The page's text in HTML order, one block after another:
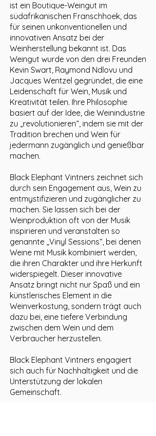
ist ein Boutique-Weingut im
südafrikanischen Franschhoek, das
für seinen unkonventionellen und
innovativen Ansatz bei der
Weinherstellung bekannt ist. Das
Weingut wurde von den drei Freunden
Kevin Swart, Raymond Ndlovu und
Jacques Wentzel gegründet, die eine
Leidenschaft für Wein, Musik und
Kreativität teilen. Ihre Philosophie
basiert auf der Idee, die Weinindustrie
zu „revolutionieren“, indem sie mit der
Tradition brechen und Wein für
jedermann zugänglich und genießbar
machen.
Black Elephant Vintners zeichnet sich
durch sein Engagement aus, Wein zu
entmystifizieren und zugänglicher zu
machen. Sie lassen sich bei der
Weinproduktion oft von der Musik
inspirieren und veranstalten so
genannte „Vinyl Sessions“, bei denen
Weine mit Musik kombiniert werden,
die ihren Charakter und ihre Herkunft
widerspiegelt. Dieser innovative
Ansatz bringt nicht nur Spaß und ein
künstlerisches Element in die
Weinverkostung, sondern trägt auch
dazu bei, eine tiefere Verbindung
zwischen dem Wein und dem
Verbraucher herzustellen.
Black Elephant Vintners engagiert
sich auch für Nachhaltigkeit und die
Unterstützung der lokalen
Gemeinschaft.